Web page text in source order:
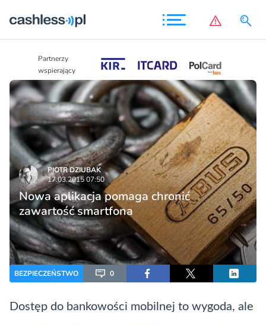
Partnerzy
wspierający
PIOTR DZIUBAK
17.03.2015 07:50
Nowa aplikacja pomaga chronić
zawartość smartfona
BEZPIECZEŃSTWO 0
Dostęp do bankowości mobilnej to wygoda, ale